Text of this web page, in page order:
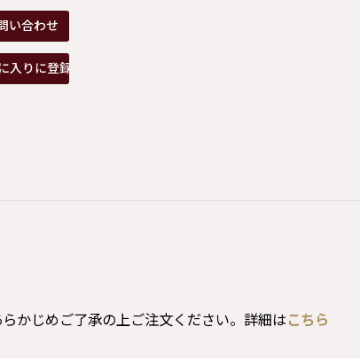
い合わせ
入りに登録
かじめご了承の上ご注文ください。詳細は こちら